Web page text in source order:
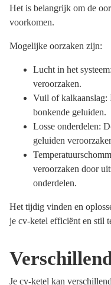
Het is belangrijk om de
voorkomen.
Mogelijke oorzaken zijn:
Lucht in het
veroorzaken.
Vuil of kalkaanslag:
bonkende geluiden.
Losse onderdelen:
geluiden
veroorzaken door
onderdelen.
Het tijdig vinden en
je cv-ketel efficiënt en stil
Je cv-ketel kan